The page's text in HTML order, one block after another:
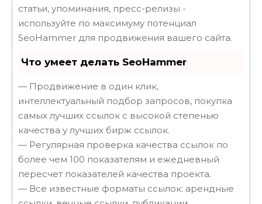
статьи, упоминания, пресс-релизы -
используйте по максимуму потенциал
SeoHammer для продвижения вашего сайта.
Что умеет делать SeoHammer
— Продвижение в один клик,
интеллектуальный подбор запросов, покупка
самых лучших ссылок с высокой степенью
качества у лучших бирж ссылок.
— Регулярная проверка качества ссылок по
более чем 100 показателям и ежедневный
пересчет показателей качества проекта.
— Все известные форматы ссылок: арендные